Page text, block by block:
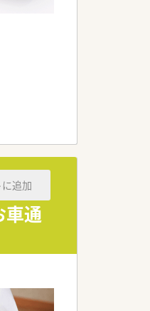
車通
追加